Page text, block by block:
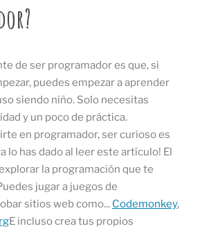
de ser programador es que, si
puedes empezar a aprender
siendo niño. Solo necesitas
y un poco de práctica.
en programador, ser curioso es
lo has dado al leer este artículo! El
la programación que te
jugar a juegos de
sitios web como... Codemonkey,
E incluso crea tus propios